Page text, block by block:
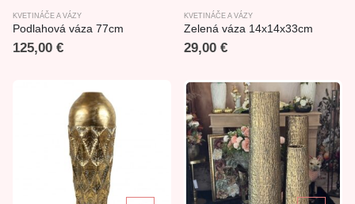
KVETINÁČE A VÁZY
Podlahová váza 77cm
125,00 €
KVETINÁČE A VÁZY
Zelená váza 14x14x33cm
29,00 €